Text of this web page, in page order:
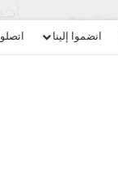
انضموا إلينا